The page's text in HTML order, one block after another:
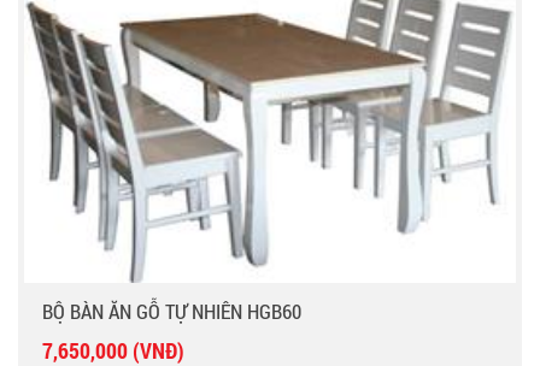
BỘ BÀN ĂN GỖ TỰ NHIÊN HGB60
7,650,000 (VNĐ)